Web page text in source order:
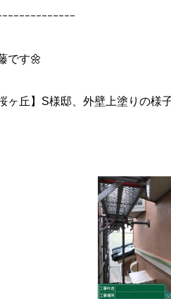
ｰｰｰｰｰｰｰｰｰｰｰｰ
です🌼
ヶ丘】S様邸、外壁上塗りの様